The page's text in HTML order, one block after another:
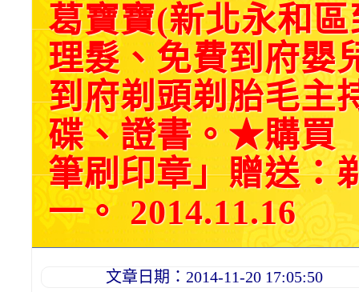
葛寶寶(新北永和
理髮、免費到府嬰
到府剃頭剃胎毛主
碟、證書。★購買
筆刷印章」贈送：
一。 2014.11.16
文章日期：2014-11-20 17:05:50